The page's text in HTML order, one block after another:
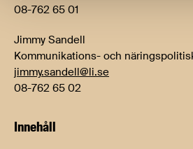
08-762 65 01
Jimmy Sandell
Kommunikations- och
jimmy.sandell@li.se
08-762 65 02
Innehåll